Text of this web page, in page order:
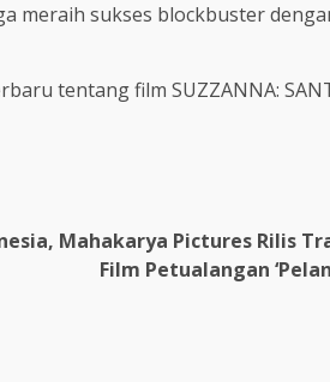
meraih sukses blockbuster
tentang film SUZZANNA:
Mahakarya Pictures Rilis
Film Petualangan